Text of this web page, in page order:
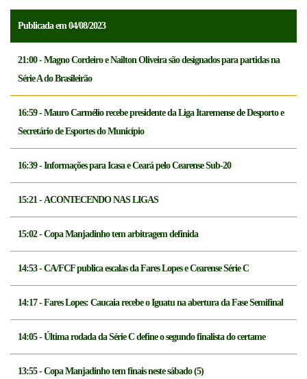
Publicada em 04/08/2023
21:00 - Magno Cordeiro e Nailton Oliveira são designados para partidas na
Série A do Brasileirão
16:59 - Mauro Carmélio recebe presidente da Liga Itaremense de Desporto e
Secretário de Esportes do Município
16:39 - Informações para Icasa e Ceará pelo Cearense Sub-20
15:21 - ACONTECENDO NAS LIGAS
15:02 - Copa Manjadinho tem arbitragem definida
14:53 - CA/FCF publica escalas da Fares Lopes e Cearense Série C
14:17 - Fares Lopes: Caucaia recebe o Iguatu na abertura da Fase Semifinal
14:05 - Última rodada da Série C define o segundo finalista do certame
13:55 - Copa Manjadinho tem finais neste sábado (5)